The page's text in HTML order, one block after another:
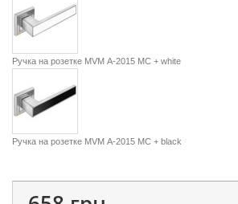
Ручка на розетке MVM А-2015 МC + white
Ручка на розетке MVM А-2015 МC + black